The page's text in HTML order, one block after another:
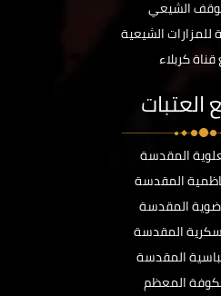
الشيعي
للمزارات الشيعية
كربلاء
العتبات
المقدسة
المقدسة
المقدسة
المقدسة
المقدسة
المعظم